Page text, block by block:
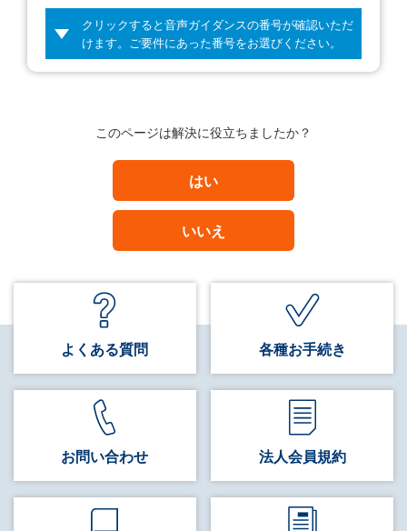
クリックすると音声ガイダンスの番号が確認いただ
けます。ご要件にあった番号をお選びください。
このページは解決に役立ちましたか？
はい
いいえ
よくある質問 各種お手続き
お問い合わせ 法人会員規約